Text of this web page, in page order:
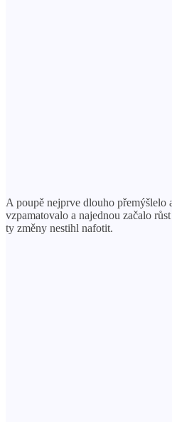
A poupě nejprve dlouho přemýšlelo
vzpamatovalo a najednou začalo
ty změny nestihl nafotit.